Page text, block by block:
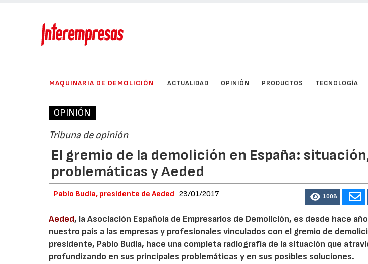
MAQUINARIA DE DEMOLICIÓN ACTUALIDAD OPINIÓN PRODUCTOS TECNOLOGÍA
OPINIÓN
Tribuna de opinión
El gremio de la demolición en España:
problemáticas y Aeded
Pablo Budia, presidente de Aeded 23/01/2017 1008
Aeded, la Asociación Española de Empresarios de Demolición, es desde hace
nuestro país a las empresas y profesionales vinculados con el gremio de
presidente, Pablo Budia, hace una completa radiografía de la situación que
profundizando en sus principales problemáticas y en sus posibles soluciones.